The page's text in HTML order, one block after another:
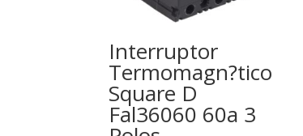
Interruptor
Termomagn?tico
Square D
Fal36060 60a 3